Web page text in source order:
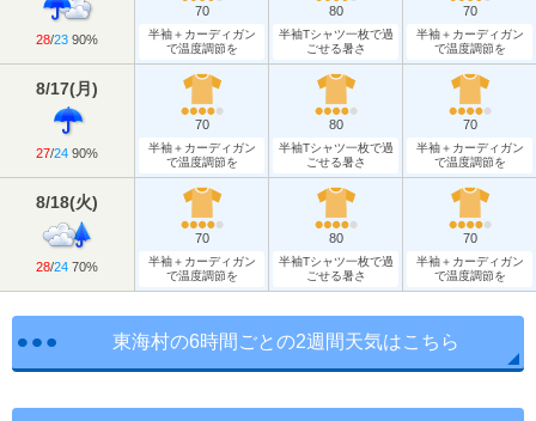
28/23 90%
70
半袖＋カーディガン
で温度調節を
80
半袖Tシャツ一枚で過
ごせる暑さ
70
半袖＋カーディガン
で温度調節を
8/17(月 )
27/24 90%
70
半袖＋カーディガン
で温度調節を
80
半袖Tシャツ一枚で過
ごせる暑さ
70
半袖＋カーディガン
で温度調節を
8/18(火)
28/24 70%
70
半袖＋カーディガン
で温度調節を
80
半袖Tシャツ一枚で過
ごせる暑さ
70
半袖＋カーディガン
で温度調節を
東海村の6時間ごとの2週間天気はこちら